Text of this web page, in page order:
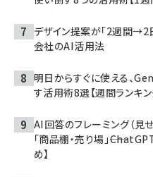
デザイン提案が「2週間→2
会社のAI活用法
明日からすぐに使える、
す活用術8選【週間ランキン
AI回答のフレーミング（見
「商品棚・売り場」
め】